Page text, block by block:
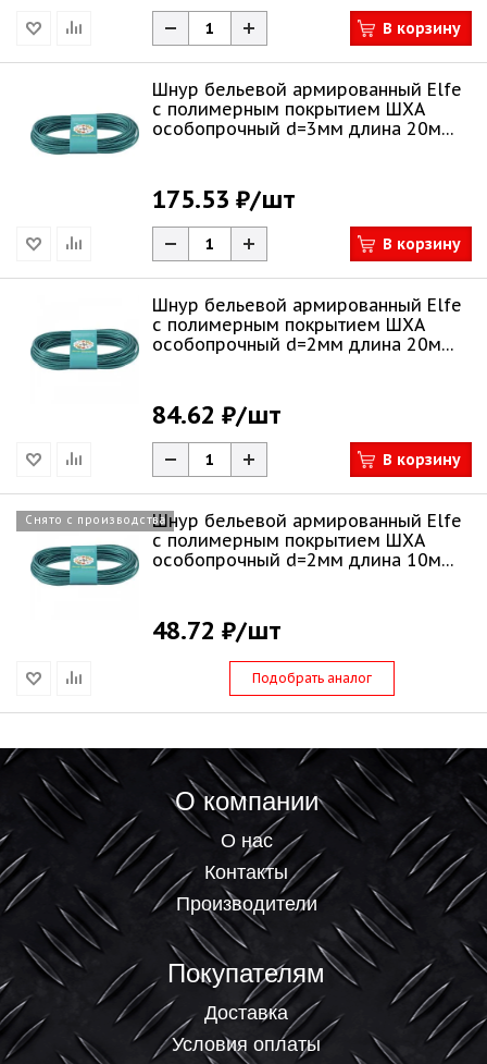
В корзину
Шнур бельевой армированный Elfe
с полимерным покрытием ШХА
особопрочный d=3мм длина 20м
175.53 ₽/шт
В корзину
Шнур бельевой армированный Elfe
с полимерным покрытием ШХА
особопрочный d=2мм длина 20м
84.62 ₽/шт
В корзину
Снято с производстваШнур бельевой армированный Elfe
с полимерным покрытием ШХА
особопрочный d=2мм длина 10м
48.72 ₽/шт
Подобрать аналог
О компании
О нас
Контакты
Производители
Покупателям
Доставка
Условия оплаты